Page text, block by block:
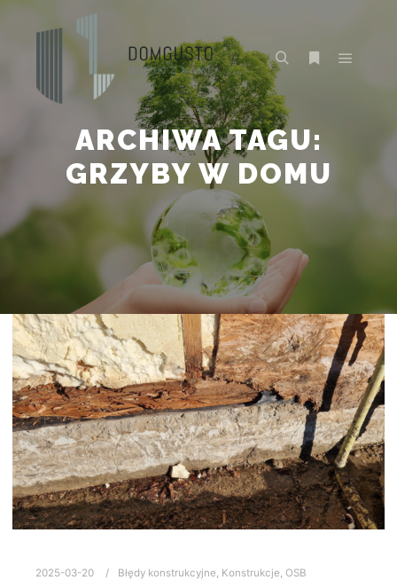
ARCHIWA TAGU:
GRZYBY W DOMU
2025-03-20 Błędy konstrukcyjne, Konstrukcje, OSB